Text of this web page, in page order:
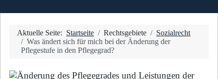
Aktuelle Seite: Startseite Rechtsgebiete
Sozialrecht
Was ändert sich für mich bei der Änderung der
Pflegestufe in den Pflegegrad?